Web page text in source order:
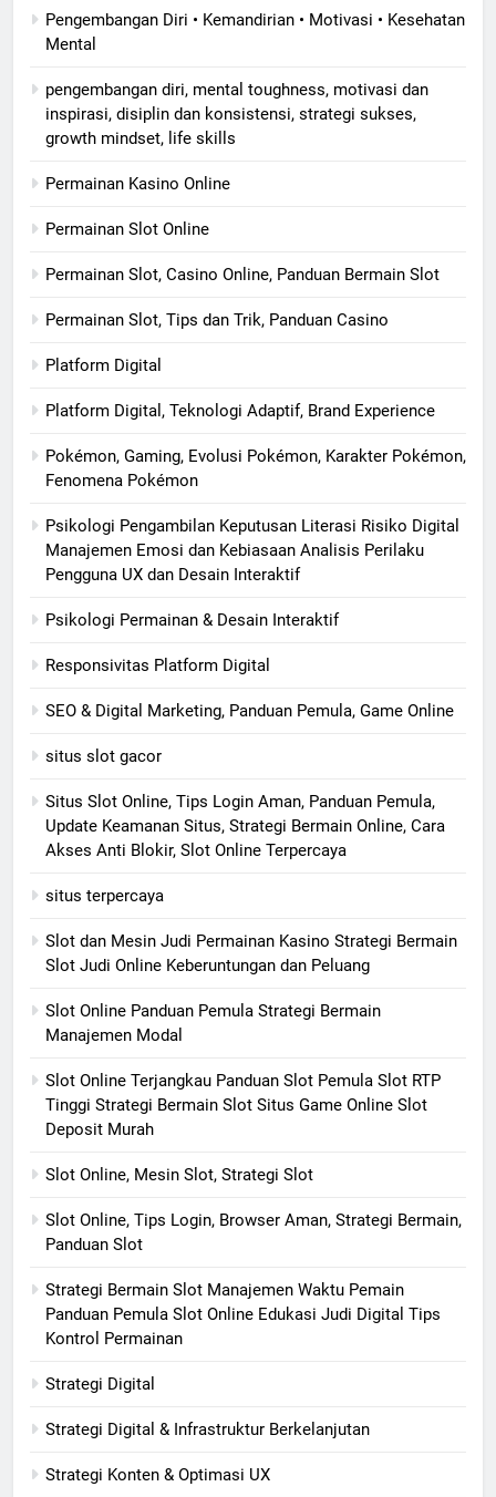
Pengembangan Diri • Kemandirian • Motivasi • Kesehatan
Mental
pengembangan diri, mental toughness, motivasi dan
inspirasi, disiplin dan konsistensi, strategi sukses,
growth mindset, life skills
Permainan Kasino Online
Permainan Slot Online
Permainan Slot, Casino Online, Panduan Bermain Slot
Permainan Slot, Tips dan Trik, Panduan Casino
Platform Digital
Platform Digital, Teknologi Adaptif, Brand Experience
Pokémon, Gaming, Evolusi Pokémon, Karakter Pokémon,
Fenomena Pokémon
Psikologi Pengambilan Keputusan Literasi Risiko Digital
Manajemen Emosi dan Kebiasaan Analisis Perilaku
Pengguna UX dan Desain Interaktif
Psikologi Permainan & Desain Interaktif
Responsivitas Platform Digital
SEO & Digital Marketing, Panduan Pemula, Game Online
situs slot gacor
Situs Slot Online, Tips Login Aman, Panduan Pemula,
Update Keamanan Situs, Strategi Bermain Online, Cara
Akses Anti Blokir, Slot Online Terpercaya
situs terpercaya
Slot dan Mesin Judi Permainan Kasino Strategi Bermain
Slot Judi Online Keberuntungan dan Peluang
Slot Online Panduan Pemula Strategi Bermain
Manajemen Modal
Slot Online Terjangkau Panduan Slot Pemula Slot RTP
Tinggi Strategi Bermain Slot Situs Game Online Slot
Deposit Murah
Slot Online, Mesin Slot, Strategi Slot
Slot Online, Tips Login, Browser Aman, Strategi Bermain,
Panduan Slot
Strategi Bermain Slot Manajemen Waktu Pemain
Panduan Pemula Slot Online Edukasi Judi Digital Tips
Kontrol Permainan
Strategi Digital
Strategi Digital & Infrastruktur Berkelanjutan
Strategi Konten & Optimasi UX